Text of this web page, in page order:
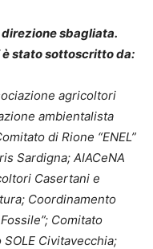
direzione sbagliata.
è stato sottoscritto da:
agricoltori
ambientalista
di Rione “ENEL”
Sardigna; AIACeNA
Casertani e
Coordinamento
Comitato
Civitavecchia;